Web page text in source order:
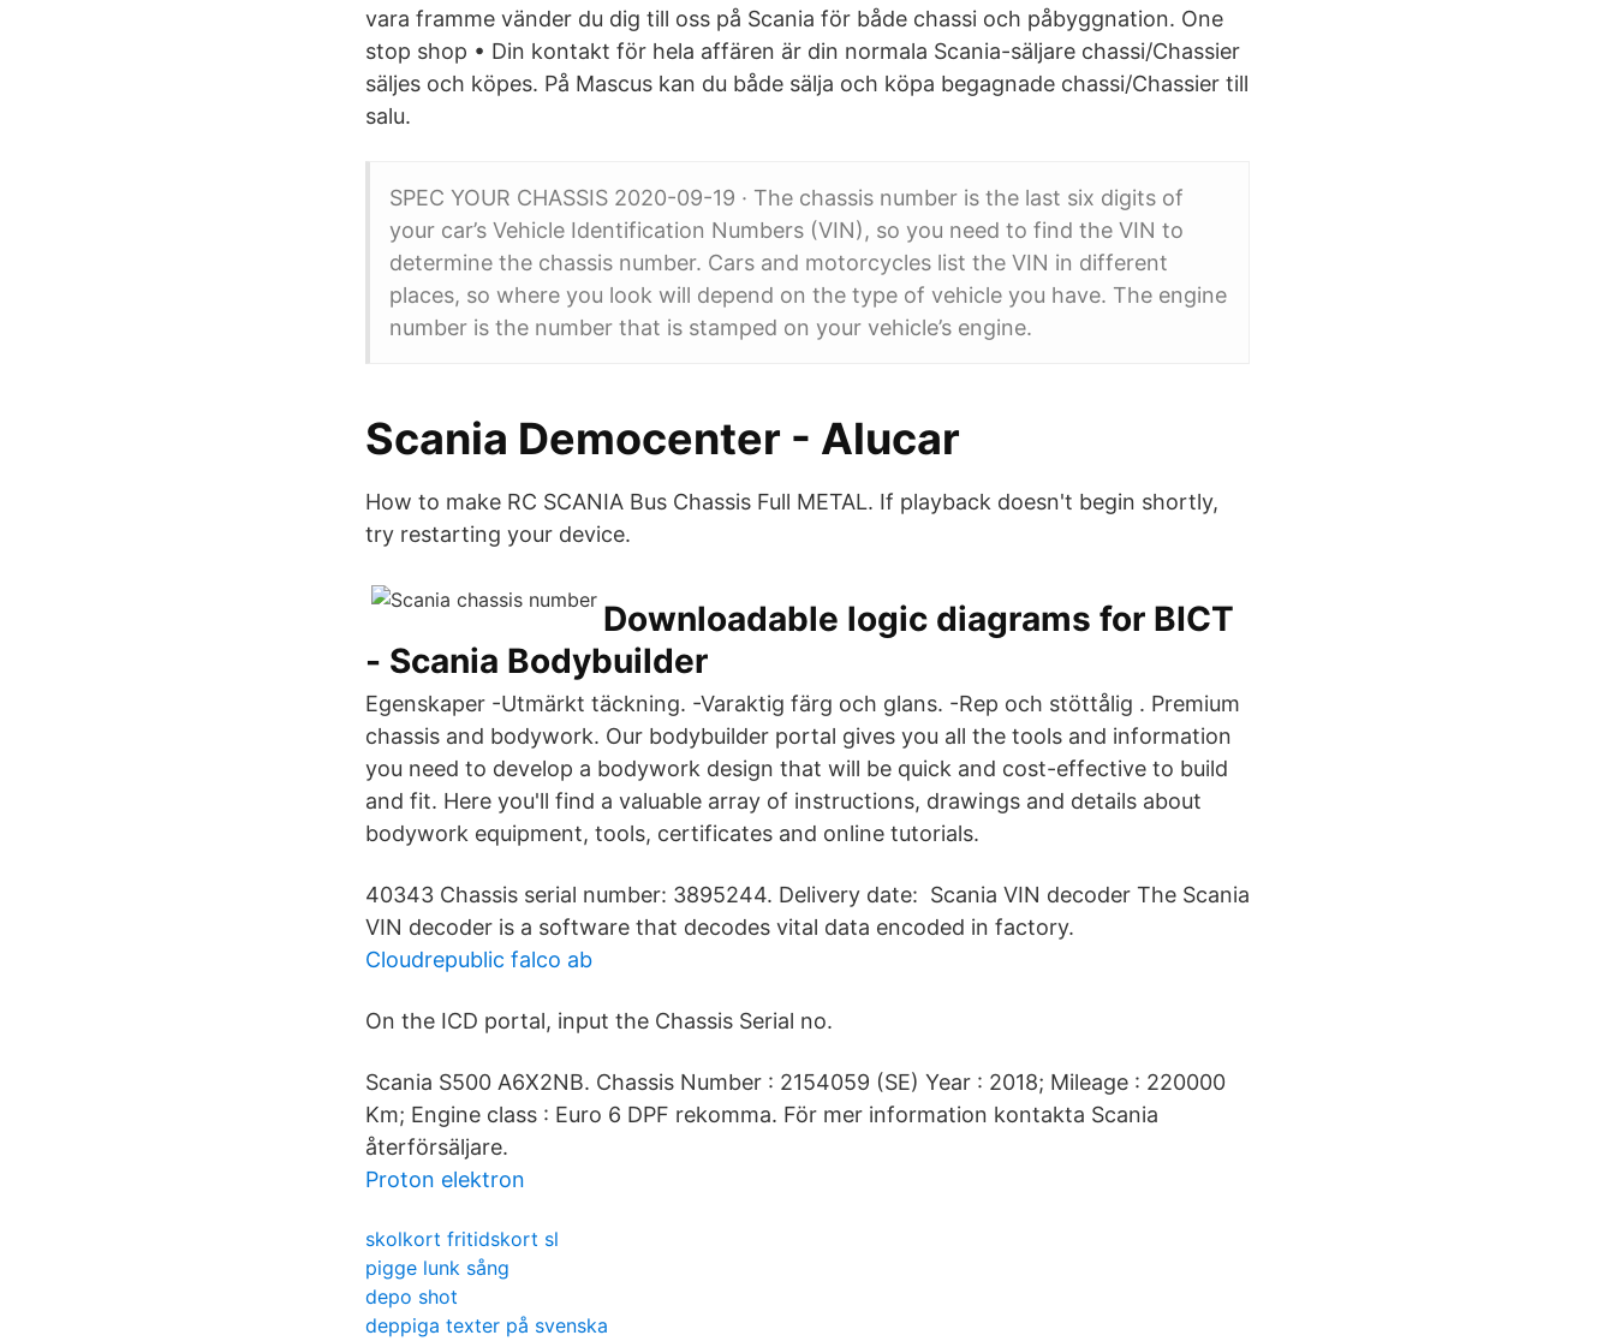
vara framme vänder du dig till oss på Scania för både chassi och påbyggnation. One
stop shop • Din kontakt för hela affären är din normala Scania-säljare chassi/Chassier
säljes och köpes. På Mascus kan du både sälja och köpa begagnade chassi/Chassier till
salu.
SPEC YOUR CHASSIS 2020-09-19 · The chassis number is the last six digits of
your car’s Vehicle Identification Numbers (VIN), so you need to find the VIN to
determine the chassis number. Cars and motorcycles list the VIN in different
places, so where you look will depend on the type of vehicle you have. The engine
number is the number that is stamped on your vehicle’s engine.
Scania Democenter - Alucar
How to make RC SCANIA Bus Chassis Full METAL. If playback doesn't begin shortly,
try restarting your device.
Downloadable logic diagrams for BICT
- Scania Bodybuilder
Egenskaper -Utmärkt täckning. -Varaktig färg och glans. -Rep och stöttålig . Premium
chassis and bodywork. Our bodybuilder portal gives you all the tools and information
you need to develop a bodywork design that will be quick and cost-effective to build
and fit. Here you'll find a valuable array of instructions, drawings and details about
bodywork equipment, tools, certificates and online tutorials.
40343 Chassis serial number: 3895244. Delivery date: Scania VIN decoder The Scania
VIN decoder is a software that decodes vital data encoded in factory.
Cloudrepublic falco ab
On the ICD portal, input the Chassis Serial no.
Scania S500 A6X2NB. Chassis Number : 2154059 (SE) Year : 2018; Mileage : 220000
Km; Engine class : Euro 6 DPF rekomma. För mer information kontakta Scania
återförsäljare.
Proton elektron
skolkort fritidskort sl
pigge lunk sång
depo shot
deppiga texter på svenska